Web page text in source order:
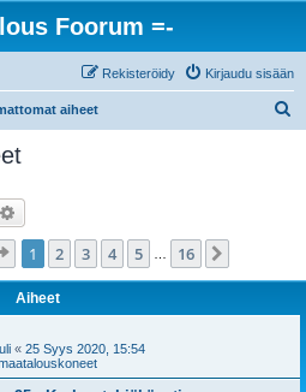
Foorum =-
Kirjaudu sisään
Rekisteröidy
aiheet
Sivu /16
1 2 3 4 5 16
Aiheet
« 25 Syys 2020, 15:54